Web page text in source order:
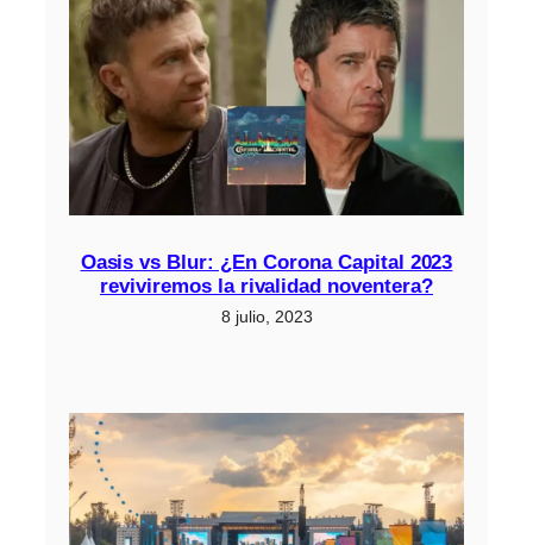
Oasis vs Blur: ¿En Corona Capital 2023
reviviremos la rivalidad noventera?
8 julio, 2023